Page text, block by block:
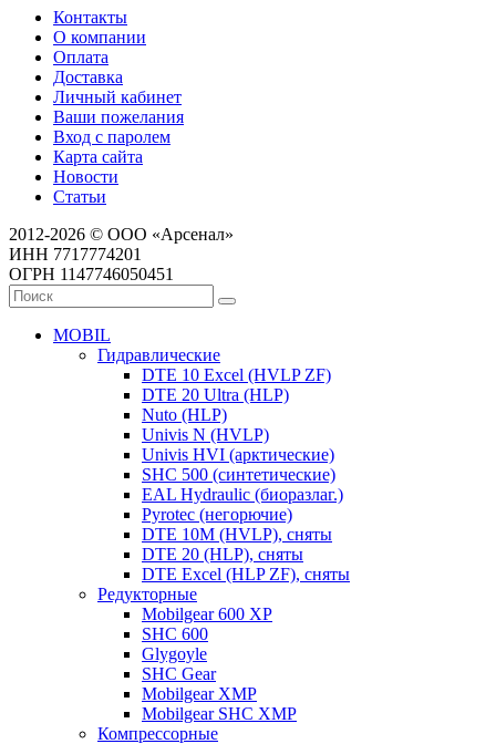
Контакты
О компании
Оплата
Доставка
Личный кабинет
Ваши пожелания
Вход с паролем
Карта сайта
Новости
Статьи
2012-2026 © ООО «Арсенал»
ИНН 7717774201
ОГРН 1147746050451
MOBIL
Гидравлические
DTE 10 Excel (HVLP ZF)
DTE 20 Ultra (HLP)
Nuto (HLP)
Univis N (HVLP)
Univis HVI (арктические)
SHC 500 (синтетические)
EAL Hydraulic (биоразлаг.)
Pyrotec (негорючие)
DTE 10M (HVLP), сняты
DTE 20 (HLP), сняты
DTE Excel (HLP ZF), сняты
Редукторные
Mobilgear 600 XP
SHC 600
Glygoyle
SHC Gear
Mobilgear XMP
Mobilgear SHC XMP
Компрессорные